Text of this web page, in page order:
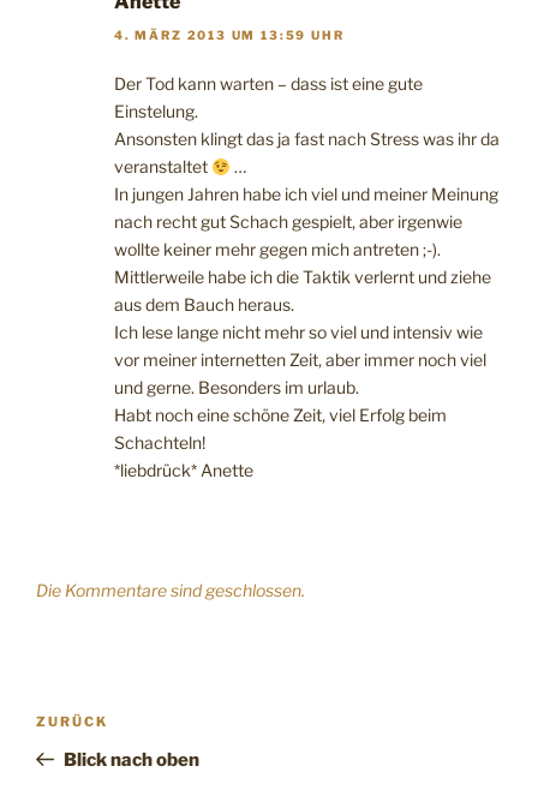
4. MÄRZ 2013 UM 13:59 UHR
Der Tod kann warten – dass ist eine gute
Einstelung.
Ansonsten klingt das ja fast nach Stress was ihr da
veranstaltet
…
In jungen Jahren habe ich viel und meiner Meinung
nach recht gut Schach gespielt, aber irgenwie
wollte keiner mehr gegen mich antreten ;-).
Mittlerweile habe ich die Taktik verlernt und ziehe
aus dem Bauch heraus.
Ich lese lange nicht mehr so viel und intensiv wie
vor meiner internetten Zeit, aber immer noch viel
und gerne. Besonders im urlaub.
Habt noch eine schöne Zeit, viel Erfolg beim
Schachteln!
*liebdrück* Anette
Die Kommentare sind geschlossen.
Beitragsnavigation
Vorheriger
Beitrag
ZURÜCK
Blick nach oben